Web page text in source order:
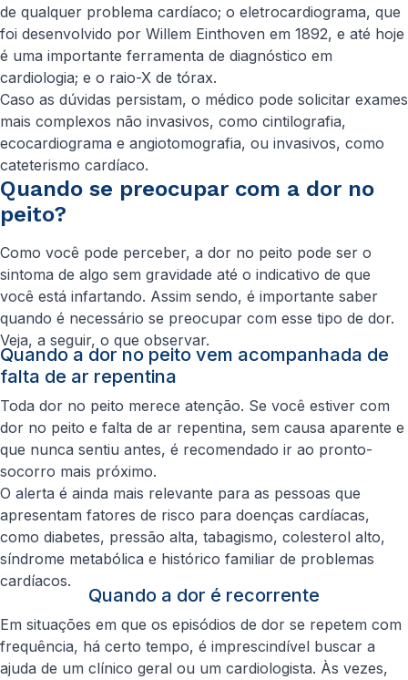
de qualquer problema cardíaco; o eletrocardiograma, que
foi desenvolvido por Willem Einthoven em 1892, e até hoje
é uma importante ferramenta de diagnóstico em
cardiologia; e o raio-X de tórax.
Caso as dúvidas persistam, o médico pode solicitar exames
mais complexos não invasivos, como cintilografia,
ecocardiograma e angiotomografia, ou invasivos, como
cateterismo cardíaco.
Quando se preocupar com a dor no
peito?
Como você pode perceber, a dor no peito pode ser o
sintoma de algo sem gravidade até o indicativo de que
você está infartando. Assim sendo, é importante saber
quando é necessário se preocupar com esse tipo de dor.
Veja, a seguir, o que observar.
Quando a dor no peito vem acompanhada de
falta de ar repentina
Toda dor no peito merece atenção. Se você estiver com
dor no peito e falta de ar repentina, sem causa aparente e
que nunca sentiu antes, é recomendado ir ao pronto-
socorro mais próximo.
O alerta é ainda mais relevante para as pessoas que
apresentam fatores de risco para doenças cardíacas,
como diabetes, pressão alta, tabagismo, colesterol alto,
síndrome metabólica e histórico familiar de problemas
cardíacos.
Quando a dor é recorrente
Em situações em que os episódios de dor se repetem com
frequência, há certo tempo, é imprescindível buscar a
ajuda de um clínico geral ou um cardiologista. Às vezes,